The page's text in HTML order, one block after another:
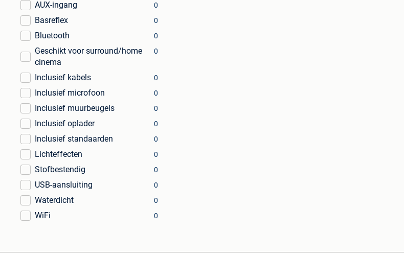
AUX-ingang 0
Basreflex 0
Bluetooth 0
Geschikt voor surround/home
cinema
0
Inclusief kabels 0
Inclusief microfoon 0
Inclusief muurbeugels 0
Inclusief oplader 0
Inclusief standaarden 0
Lichteffecten 0
Stofbestendig 0
USB-aansluiting 0
Waterdicht 0
WiFi 0